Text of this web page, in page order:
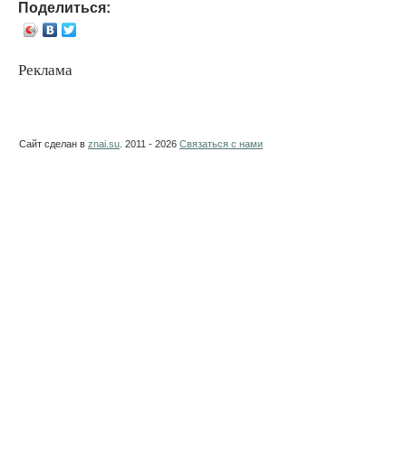
Поделиться:
Реклама
Сайт сделан в znai.su . 2011 - 2026 Связаться с нами